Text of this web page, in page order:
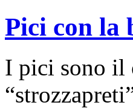
Pici con la
I pici sono il